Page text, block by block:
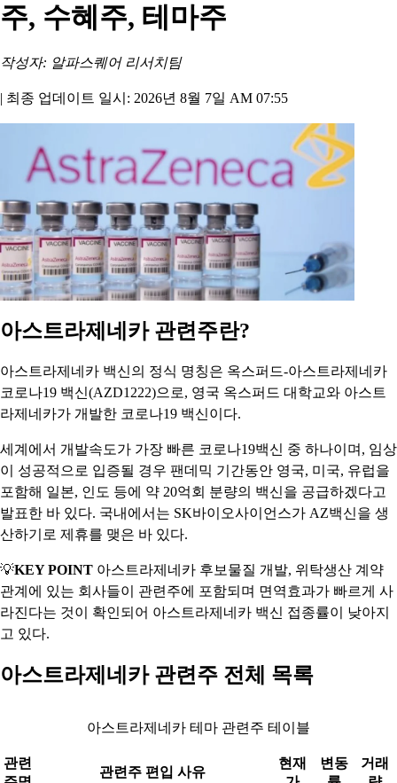
주, 수혜주, 테마주
작성자: 알파스퀘어 리서치팀
| 최종 업데이트 일시: 2026년 8월 7일 AM 07:55
아스트라제네카 관련주란?
아스트라제네카 백신의 정식 명칭은 옥스퍼드-아스트라제네카
코로나19 백신(AZD1222)으로, 영국 옥스퍼드 대학교와 아스트
라제네카가 개발한 코로나19 백신이다.
세계에서 개발속도가 가장 빠른 코로나19백신 중 하나이며, 임상
이 성공적으로 입증될 경우 팬데믹 기간동안 영국, 미국, 유럽을
포함해 일본, 인도 등에 약 20억회 분량의 백신을 공급하겠다고
발표한 바 있다. 국내에서는 SK바이오사이언스가 AZ백신을 생
산하기로 제휴를 맺은 바 있다.
💡KEY POINT 아스트라제네카 후보물질 개발, 위탁생산 계약
관계에 있는 회사들이 관련주에 포함되며 면역효과가 빠르게 사
라진다는 것이 확인되어 아스트라제네카 백신 접종률이 낮아지
고 있다.
아스트라제네카 관련주 전체 목록
아스트라제네카 테마 관련주 테이블
관련
관련주 편입 사유
현재
변동
거래